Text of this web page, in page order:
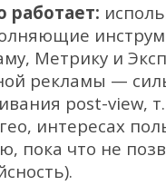
работает:
Метрику и
рекламы —
post-view,
интересах
пока что не